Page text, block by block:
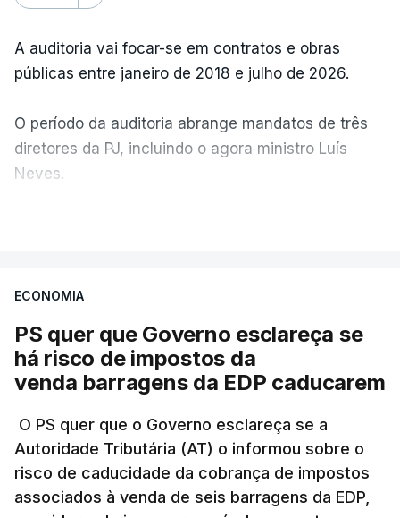
A auditoria vai focar-se em contratos e obras
públicas entre janeiro de 2018 e julho de 2026.
O período da auditoria abrange mandatos de três
diretores da PJ, incluindo o agora ministro Luís
Neves.
Não há prazos fixados para a conclusão desta
avaliação à Polícia Judiciária.
Do início da polémica com a revelação de obras a
título pessoal, numa propriedade no Alentejo, feitas
pelo mesmo empreiteiro contratado 17 vezes para
obras na Polícia Judiciária (PJ) até aos últimos dias,
em que até do Governo surgiram ordens para mais
inquéritos e averiguações aos seus mandatos à
ECONOMIA
PS quer que Governo esclareça se
há risco de impostos da
venda barragens da EDP caducarem
O PS quer que o Governo esclareça se a
Autoridade Tributária (AT) o informou sobre o
risco de caducidade da cobrança de impostos
associados à venda de seis barragens da EDP,